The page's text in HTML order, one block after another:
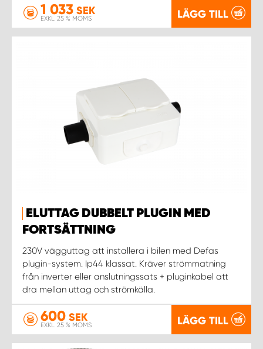
1 033 SEK
EXKL. 25 % MOMS LÄGG TILL
ELUTTAG DUBBELT PLUGIN MED
FORTSÄTTNING
230V vägguttag att installera i bilen med Defas
plugin-system. Ip44 klassat. Kräver strömmatning
från inverter eller anslutningssats + pluginkabel att
dra mellan uttag och strömkälla.
600 SEK
EXKL. 25 % MOMS LÄGG TILL